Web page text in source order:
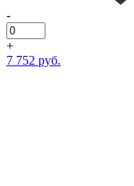
-
+
7 752 руб.